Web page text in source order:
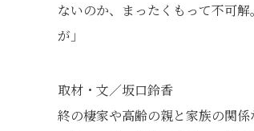
ないのか、まったくもって不可
が」
取材・文／坂口鈴香
終の棲家や高齢の親と家族の関